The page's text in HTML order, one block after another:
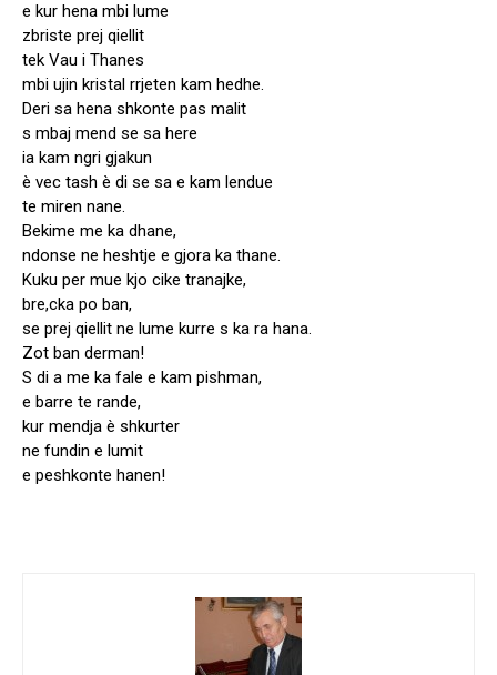
e kur hena mbi lume
zbriste prej qiellit
tek Vau i Thanes
mbi ujin kristal rrjeten kam hedhe.
Deri sa hena shkonte pas malit
s mbaj mend se sa here
ia kam ngri gjakun
è vec tash è di se sa e kam lendue
te miren nane.
Bekime me ka dhane,
ndonse ne heshtje e gjora ka thane.
Kuku per mue kjo cike tranajke,
bre,cka po ban,
se prej qiellit ne lume kurre s ka ra hana.
Zot ban derman!
S di a me ka fale e kam pishman,
e barre te rande,
kur mendja è shkurter
ne fundin e lumit
e peshkonte hanen!